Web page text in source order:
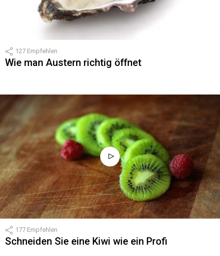
127 Empfehlen
Wie man Austern richtig öffnet
177 Empfehlen
Schneiden Sie eine Kiwi wie ein Profi